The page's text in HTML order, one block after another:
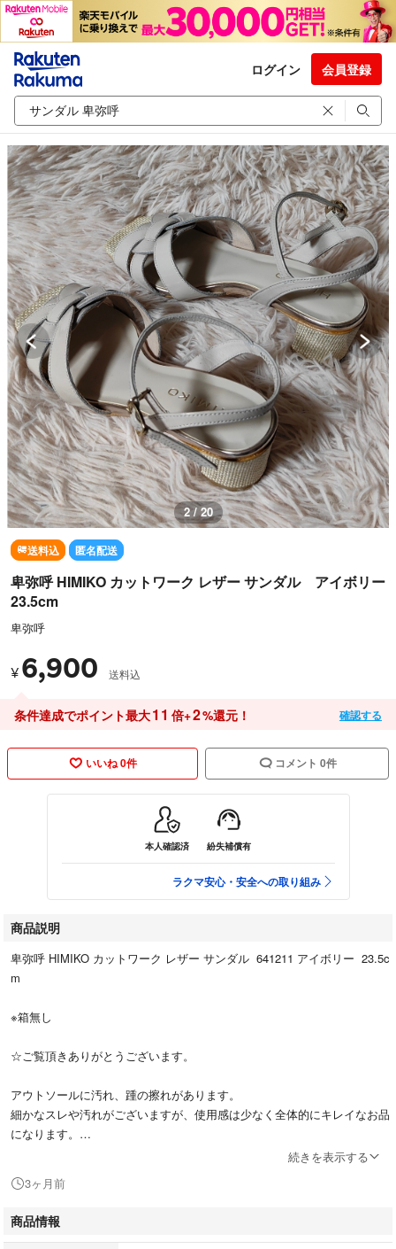
ログイン 会員登録
2 / 20
送料込 匿名配送
卑弥呼 HIMIKO カットワーク レザー サンダル アイボリー
23.5cm
卑弥呼
¥ 6,900 送料込
条件達成でポイント最大11 倍+2%還元！ 確認する
いいね 0件 コメント 0件
本人確認済 紛失補償有
ラクマ安心・安全への取り組み
商品説明
卑弥呼 HIMIKO カットワーク レザー サンダル 641211 アイボリー 23.5c
m
※箱無し
☆ご覧頂きありがとうございます。
アウトソールに汚れ、踵の擦れがあります。
細かなスレや汚れがございますが、使用感は少なく全体的にキレイなお品
になります。
致します。
※一般的な中古品の使用感にご理解頂ける方のみ入札お願い致します。
続きを表示する
3ヶ月前
商品情報